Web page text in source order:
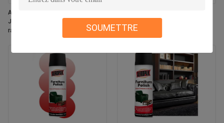
SOUMETTRE
Aeropak 330 ml Aérosol frais
Jasmin Parfum Spray
rafraîchissant l' air
cuisine multi-surfaces sans
résidus spray de nettoyage à